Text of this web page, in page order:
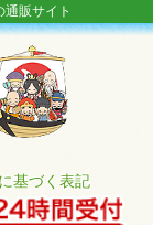
販サイト
基づく表記